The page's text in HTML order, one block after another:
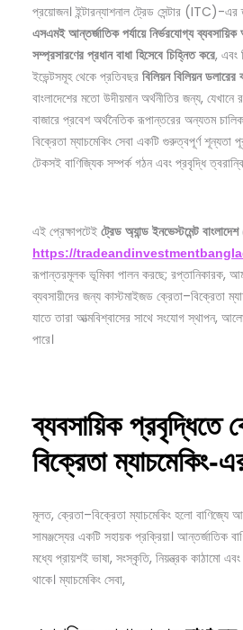
প্রয়োজন। ইন্টারন্যাশনাল ট্রেড সেন্টার (ITC)-এর
এসএমইআন্তর্জাতিকপর্যায়েনির্ভরযোগ্যব্যবসায়িক
সম্প্রসারণের প্রধানবাধাহিসেবে চিহ্নিতকরে, এবং
ইভেন্টসমূহ থেকে প্রতিবছর বিলিয়নবিলিয়নডলারের
বাংলাদেশের মতো উদীয়মান অর্থনীতির জন্য,
বাজারে প্রবেশ অর্থনৈতিক রূপান্তরের অন্যতম
বিক্রেতা ম্যাচমেকিং সেবা একটি গুরুত্বপূর্ণ শূন্যতা
টেকসই বাণিজ্যিক সম্পর্ক গঠন এবং প্রবৃদ্ধি
এই প্রেক্ষাপটেই ট্রেড অ্যান্ড ইনভেস্টমেন্ট
https://
রূপান্তরমূলক ভূমিকা পালন করছে; রপ্তানিকারক,
ব্যবসায়ীদের জন্য কাস্টমাইজড ক্রেতা–বিক্রেতা
যাতে তারা আত্মবিশ্বাসের সাথে সংযোগ স্থাপন,
পারে।
ব্যবসায়িকপ্রবৃদ্ধিতে
বিক্রেতাম্যাচমেকিং-
মূলত, ক্রেতা–বিক্রেতা ম্যাচমেকিং হলো
সামঞ্জস্যের একটি সহায়ক প্রক্রিয়া। আন্তর্জাতিক
মধ্যে প্রায়শই ভাষা, সংস্কৃতি, নিয়ন্ত্রক কাঠামো এবং
থাকে। ম্যাচমেকিং সেবা,